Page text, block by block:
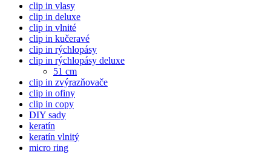
clip in vlasy
clip in deluxe
clip in vlnité
clip in kučeravé
clip in rýchlopásy
clip in rýchlopásy deluxe
51 cm
clip in zvýrazňovače
clip in ofiny
clip in copy
DIY sady
keratín
keratín vlnitý
micro ring